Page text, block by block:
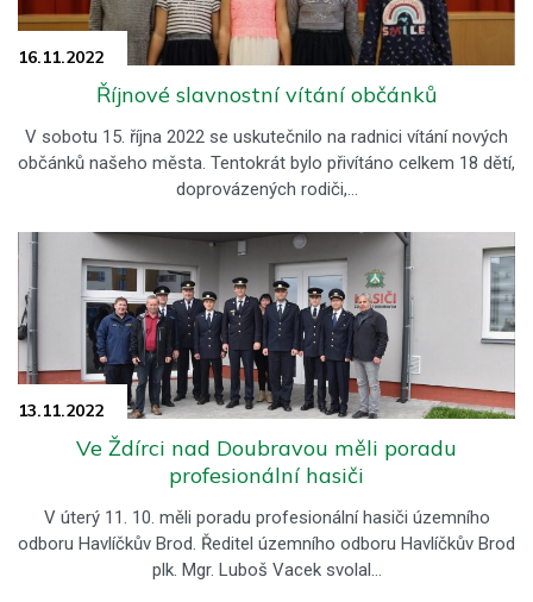
16.11.2022
Říjnové slavnostní vítání občánků
V sobotu 15. října 2022 se uskutečnilo na radnici vítání nových
občánků našeho města. Tentokrát bylo přivítáno celkem 18 dětí,
doprovázených rodiči,…
13.11.2022
Ve Ždírci nad Doubravou měli poradu
profesionální hasiči
V úterý 11. 10. měli poradu profesionální hasiči územního
odboru Havlíčkův Brod. Ředitel územního odboru Havlíčkův Brod
plk. Mgr. Luboš Vacek svolal…